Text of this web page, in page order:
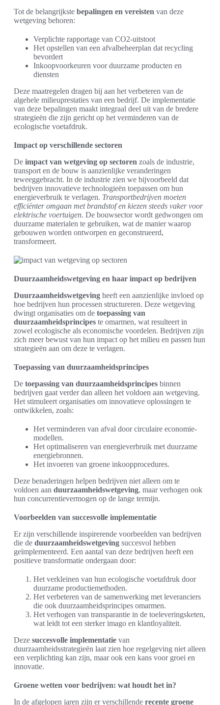
Tot de belangrijkste bepalingen en vereisten van deze
wetgeving behoren:
Verplichte rapportage van CO2-uitstoot
Het opstellen van een afvalbeheerplan dat recycling
bevordert
Inkoopvoorkeuren voor duurzame producten en
diensten
Deze maatregelen dragen bij aan het verbeteren van de
algehele milieuprestaties van een bedrijf. De implementatie
van deze bepalingen maakt integraal deel uit van de bredere
strategieën die zijn gericht op het verminderen van de
ecologische voetafdruk.
Impact op verschillende sectoren
De impact van wetgeving op sectoren zoals de industrie,
transport en de bouw is aanzienlijke veranderingen
teweeggebracht. In de industrie zien we bijvoorbeeld dat
bedrijven innovatieve technologieën toepassen om hun
energieverbruik te verlagen. Transportbedrijven moeten
efficiënter omgaan met brandstof en kiezen steeds vaker voor
elektrische voertuigen. De bouwsector wordt gedwongen om
duurzame materialen te gebruiken, wat de manier waarop
gebouwen worden ontworpen en geconstrueerd,
transformeert.
Duurzaamheidswetgeving en haar impact op bedrijven
Duurzaamheidswetgeving heeft een aanzienlijke invloed op
hoe bedrijven hun processen structureren. Deze wetgeving
dwingt organisaties om de toepassing van
duurzaamheidsprincipes te omarmen, wat resulteert in
zowel ecologische als economische voordelen. Bedrijven zijn
zich meer bewust van hun impact op het milieu en passen hun
strategieën aan om deze te verlagen.
Toepassing van duurzaamheidsprincipes
De toepassing van duurzaamheidsprincipes binnen
bedrijven gaat verder dan alleen het voldoen aan wetgeving.
Het stimuleert organisaties om innovatieve oplossingen te
ontwikkelen, zoals:
Het verminderen van afval door circulaire economie-
modellen.
Het optimaliseren van energieverbruik met duurzame
energiebronnen.
Het invoeren van groene inkoopprocedures.
Deze benaderingen helpen bedrijven niet alleen om te
voldoen aan duurzaamheidswetgeving, maar verhogen ook
hun concurrentievermogen op de lange termijn.
Voorbeelden van succesvolle implementatie
Er zijn verschillende inspirerende voorbeelden van bedrijven
die de duurzaamheidswetgeving succesvol hebben
geïmplementeerd. Een aantal van deze bedrijven heeft een
positieve transformatie ondergaan door:
Het verkleinen van hun ecologische voetafdruk door
duurzame productiemethoden.
Het verbeteren van de samenwerking met leveranciers
die ook duurzaamheidsprincipes omarmen.
Het verhogen van transparantie in de toeleveringsketen,
wat leidt tot een sterker imago en klantloyaliteit.
Deze succesvolle implementatie van
duurzaamheidsstrategieën laat zien hoe regelgeving niet alleen
een verplichting kan zijn, maar ook een kans voor groei en
innovatie.
Groene wetten voor bedrijven: wat houdt het in?
In de afgelopen jaren zijn er verschillende recente groene